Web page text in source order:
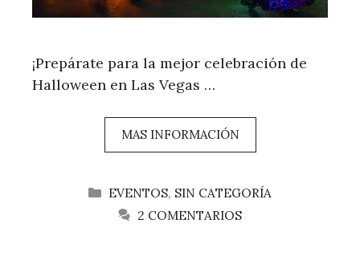
¡Prepárate para la mejor celebración de
Halloween en Las Vegas …
MAS INFORMACIÓN
CATEGORÍAS
EVENTOS, SIN CATEGORÍA
2 COMENTARIOS